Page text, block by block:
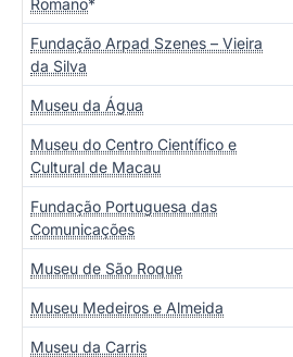
Romano*
Fundação Arpad Szenes – Vieira
da Silva
Museu da Água
Museu do Centro Científico e
Cultural de Macau
Fundação Portuguesa das
Comunicações
Museu de São Roque
Museu Medeiros e Almeida
Museu da Carris